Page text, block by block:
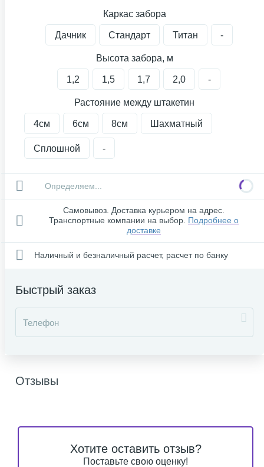
Каркас забора
Дачник Стандарт Титан -
Высота забора, м
1,2 1,5 1,7 2,0 -
Растояние между штакетин
4см 6см 8см Шахматный
Сплошной -
Определяем...
Самовывоз. Доставка курьером на адрес.
Транспортные компании на выбор. Подробнее о
доставке
Наличный и безналичный расчет, расчет по банку
Быстрый заказ
Отзывы
Хотите оставить отзыв?
Поставьте свою оценку!